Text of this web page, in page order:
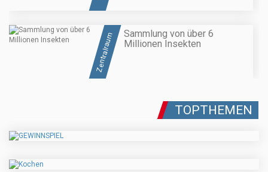
Zentralraum
Sammlung von über 6
Millionen Insekten
TOPTHEMEN